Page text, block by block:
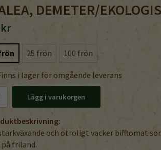
DEMETER/
25 frön 100 frön
i lager för omgående leverans
Lägg i varukorgen
och otroligt vacker bifftomat
på friland.